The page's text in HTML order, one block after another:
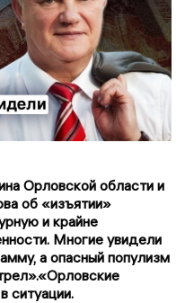
Орловской области и
об «изъятии»
и крайне
Многие увидели
а опасный популизм
ситуации.